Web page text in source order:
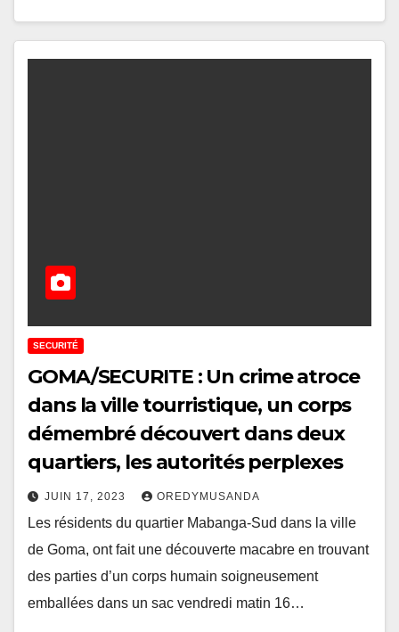
SECURITÉ
GOMA/SECURITE : Un crime atroce
dans la ville tourristique, un corps
démembré découvert dans deux
quartiers, les autorités perplexes
JUIN 17, 2023 OREDYMUSANDA
Les résidents du quartier Mabanga-Sud dans la ville
de Goma, ont fait une découverte macabre en trouvant
des parties d’un corps humain soigneusement
emballées dans un sac vendredi matin 16…